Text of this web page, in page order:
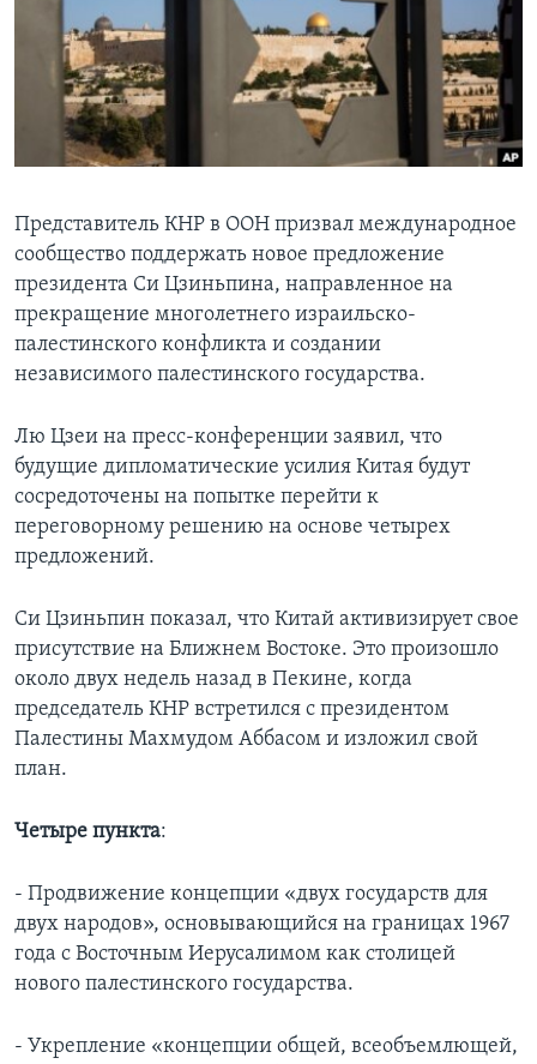
Learning English
СОЦИАЛЬНЫЕ СЕТИ
Языки
Представитель КНР в ООН призвал международное
сообщество поддержать новое предложение
президента Си Цзиньпина, направленное на
прекращение многолетнего израильско-
палестинского конфликта и создании
независимого палестинского государства.
Лю Цзеи на пресс-конференции заявил, что
будущие дипломатические усилия Китая будут
сосредоточены на попытке перейти к
переговорному решению на основе четырех
предложений.
Си Цзиньпин показал, что Китай активизирует свое
присутствие на Ближнем Востоке. Это произошло
около двух недель назад в Пекине, когда
председатель КНР встретился с президентом
Палестины Махмудом Аббасом и изложил свой
план.
Четыре пункта:
- Продвижение концепции «двух государств для
двух народов», основывающийся на границах 1967
года с Восточным Иерусалимом как столицей
нового палестинского государства.
- Укрепление «концепции общей, всеобъемлющей,